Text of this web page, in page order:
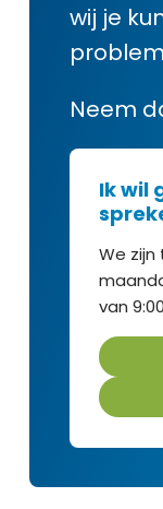
wij je
Neem
Ik wil
We
van